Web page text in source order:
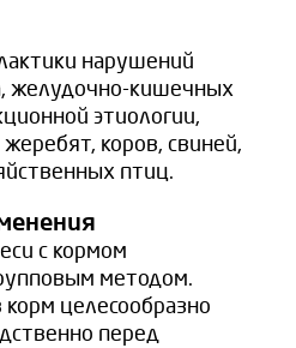
нарушений
желудочно-кишечных
этиологии,
коров, свиней,
птиц.
с кормом
методом.
целесообразно
перед